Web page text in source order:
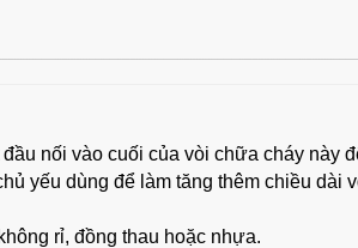
nối vào cuối của vòi chữa cháy này
yếu dùng để làm tăng thêm chiều dài
rỉ, đồng thau hoặc nhựa.